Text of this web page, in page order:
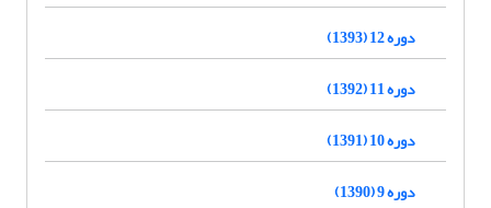
دوره 12 (1393)
دوره 11 (1392)
دوره 10 (1391)
دوره 9 (1390)